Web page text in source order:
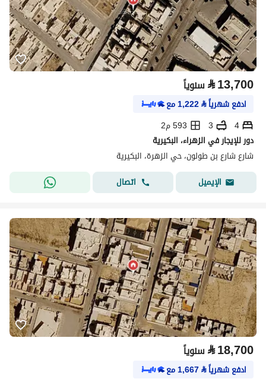
⃁13,700 سنوياً
ادفع شهرياً⃁
1,222مع
4
3
593 م2
دور للإيجار في الزهراء، البكيرية
شارع شارع بن طولون، حي الزهرة، البكيرية
الإيميل
اتصال
⃁18,700 سنوياً
ادفع شهرياً⃁
1,667مع